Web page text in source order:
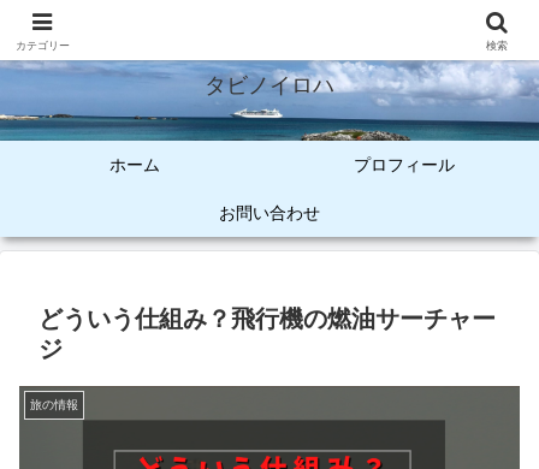
タビノイロハ
ホーム プロフィール
お問い合わせ
どういう仕組み？飛行機の燃油サーチャー
ジ
旅の情報
カテゴリー 検索